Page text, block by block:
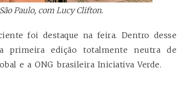
Paulo, com Lucy Clifton.
foi destaque na feira. Dentro desse
primeira edição totalmente neutra de
e a ONG brasileira Iniciativa Verde.